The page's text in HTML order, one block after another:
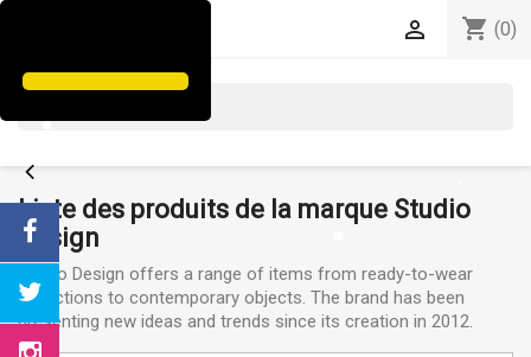
shopping_cart (0)

Liste des produits de la marque Studio
Design
Studio Design offers a range of items from ready-to-wear
collections to contemporary objects. The brand has been
presenting new ideas and trends since its creation in 2012.